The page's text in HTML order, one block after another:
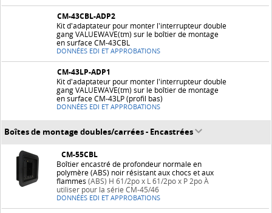
CM-43CBL-ADP2
Kit d'adaptateur pour monter l'interrupteur double
gang VALUEWAVE(tm) sur le boîtier de montage
en surface CM-43CBL
DONNÉES EDI ET APPROBATIONS
CM-43LP-ADP1
Kit d'adaptateur pour monter l'interrupteur double
gang VALUEWAVE(tm) sur le boîtier de montage
en surface CM-43LP (profil bas)
DONNÉES EDI ET APPROBATIONS
Boîtes de montage doubles/carrées - Encastrées
CM-55CBL
Boîtier encastré de profondeur normale en
polymère (ABS) noir résistant aux chocs et aux
flammes (ABS) H 61/2po x L 61/2po x P 2po À
utiliser pour la série CM-45/46
DONNÉES EDI ET APPROBATIONS